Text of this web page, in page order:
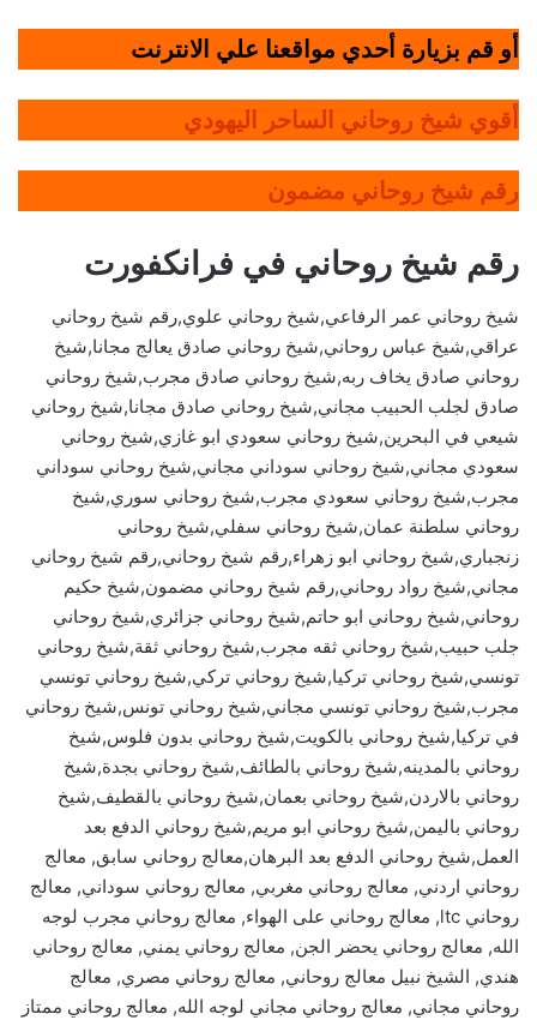
أو قم بزيارة أحدي مواقعنا علي الانترنت
أقوي شيخ روحاني الساحر اليهودي
رقم شيخ روحاني مضمون
رقم شيخ روحاني في فرانكفورت
شيخ روحاني عمر الرفاعي,شيخ روحاني علوي,رقم شيخ روحاني
عراقي,شيخ عباس روحاني,شيخ روحاني صادق يعالج مجانا,شيخ
روحاني صادق يخاف ربه,شيخ روحاني صادق مجرب,شيخ روحاني
صادق لجلب الحبيب مجاني,شيخ روحاني صادق مجانا,شيخ روحاني
شيعي في البحرين,شيخ روحاني سعودي ابو غازي,شيخ روحاني
سعودي مجاني,شيخ روحاني سوداني مجاني,شيخ روحاني سوداني
مجرب,شيخ روحاني سعودي مجرب,شيخ روحاني سوري,شيخ
روحاني سلطنة عمان,شيخ روحاني سفلي,شيخ روحاني
زنجباري,شيخ روحاني ابو زهراء,رقم شيخ روحاني,رقم شيخ روحاني
مجاني,شيخ رواد روحاني,رقم شيخ روحاني مضمون,شيخ حكيم
روحاني,شيخ روحاني ابو حاتم,شيخ روحاني جزائري,شيخ روحاني
جلب حبيب,شيخ روحاني ثقه مجرب,شيخ روحاني ثقة,شيخ روحاني
تونسي,شيخ روحاني تركيا,شيخ روحاني تركي,شيخ روحاني تونسي
مجرب,شيخ روحاني تونسي مجاني,شيخ روحاني تونس,شيخ روحاني
في تركيا,شيخ روحاني بالكويت,شيخ روحاني بدون فلوس,شيخ
روحاني بالمدينه,شيخ روحاني بالطائف,شيخ روحاني بجدة,شيخ
روحاني بالاردن,شيخ روحاني بعمان,شيخ روحاني بالقطيف,شيخ
روحاني باليمن,شيخ روحاني ابو مريم,شيخ روحاني الدفع بعد
العمل,شيخ روحاني الدفع بعد البرهان,معالج روحاني سابق, معالج
روحاني اردني, معالج روحاني مغربي, معالج روحاني سوداني, معالج
روحاني ltc, معالج روحاني على الهواء, معالج روحاني مجرب لوجه
الله, معالج روحاني يحضر الجن, معالج روحاني يمني, معالج روحاني
هندي, الشيخ نبيل معالج روحاني, معالج روحاني مصري, معالج
روحاني مجاني, معالج روحاني مجاني لوجه الله, معالج روحاني ممتاز